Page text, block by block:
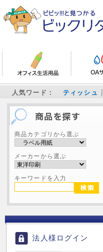
人気ワード： ティッシュ
商品カテゴリから選ぶ
メーカーから選ぶ
キーワードを入力
法人様ログイン